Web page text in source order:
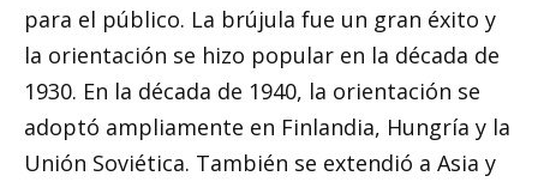
para el público. La brújula fue un gran éxito y
la orientación se hizo popular en la década de
1930. En la década de 1940, la orientación se
adoptó ampliamente en Finlandia, Hungría y la
Unión Soviética. También se extendió a Asia y